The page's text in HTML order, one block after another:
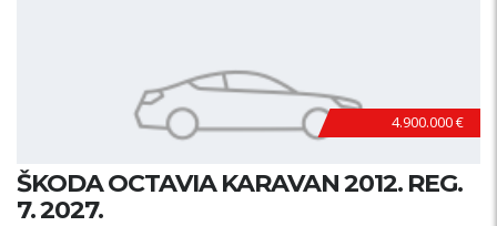
4.900.000 €
ŠKODA OCTAVIA KARAVAN 2012. REG.
7. 2027.